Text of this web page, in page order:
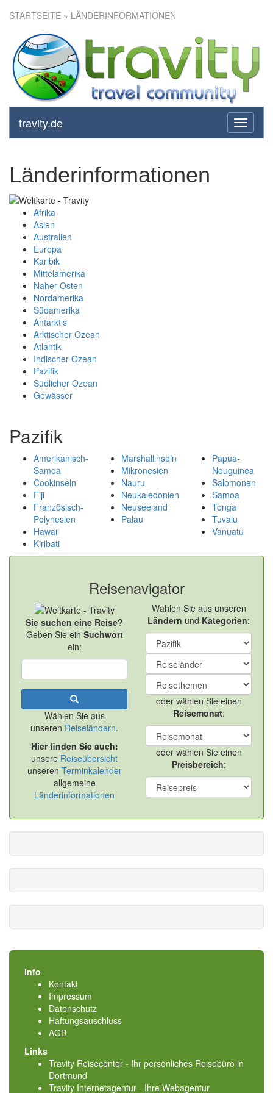
STARTSEITE » LÄNDERINFORMATIONEN
toggle
travity.de
Länderinformationen
Afrika
Asien
Australien
Europa
Karibik
Mittelamerika
Naher Osten
Nordamerika
Südamerika
Antarktis
Arktischer Ozean
Atlantik
Indischer Ozean
Pazifik
Südlicher Ozean
Gewässer
Pazifik
Amerikanisch-
Samoa
Cookinseln
Fiji
Französisch-
Polynesien
Hawaii
Kiribati
Marshallinseln
Mikronesien
Nauru
Neukaledonien
Neuseeland
Palau
Papua-
Neuguinea
Salomonen
Samoa
Tonga
Tuvalu
Vanuatu
Reisenavigator
Sie suchen eine Reise?
Geben Sie ein Suchwort
ein:
Wählen Sie aus
unseren Reiseländern.
Hier finden Sie auch:
unsere Reiseübersicht
unseren Terminkalender
allgemeine
Länderinformationen
Wählen Sie aus unseren
Ländern und Kategorien:
oder wählen Sie einen
Reisemonat:
oder wählen Sie einen
Preisbereich:
Info
Kontakt
Impressum
Datenschutz
Haftungsauschluss
AGB
Links
Travity Reisecenter - Ihr persönliches Reisebüro in
Dortmund
Travity Internetagentur - Ihre Webagentur